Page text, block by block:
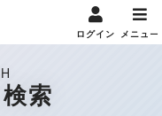
ログイン メニュー
索